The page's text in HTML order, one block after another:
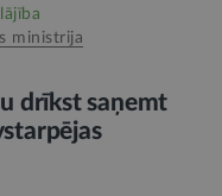
ministrija
drīkst saņemt